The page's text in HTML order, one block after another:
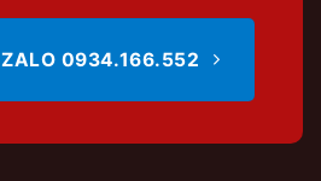
ZALO 0934.166.552